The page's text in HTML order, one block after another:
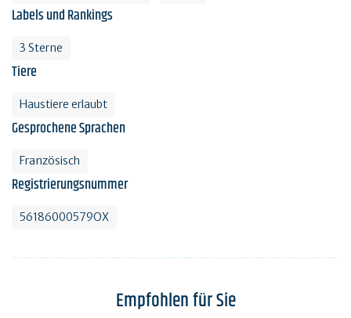
Labels und Rankings
3 Sterne
Tiere
Haustiere erlaubt
Gesprochene Sprachen
Französisch
Registrierungsnummer
56186000579OX
Empfohlen für Sie